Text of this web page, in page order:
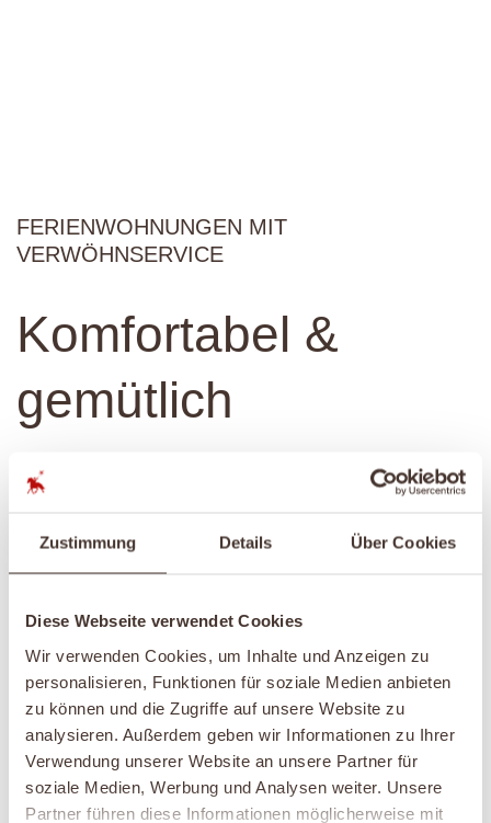
Zustimmung Details Über Cookies
Diese Webseite verwendet Cookies
Wir verwenden Cookies, um Inhalte und Anzeigen zu
personalisieren, Funktionen für soziale Medien anbieten
zu können und die Zugriffe auf unsere Website zu
analysieren. Außerdem geben wir Informationen zu Ihrer
Verwendung unserer Website an unsere Partner für
soziale Medien, Werbung und Analysen weiter. Unsere
Partner führen diese Informationen möglicherweise mit
FERIENWOHNUNGEN MIT
VERWÖHNSERVICE
Komfortabel &
gemütlich
Der Frieslandstern ist ein besonderer Ort der
Appartements
sind gemütlich eingerichtet und für
entspannte Familienurlaub an der Nordsee beginnt
bereits beim Packen zu Hause.